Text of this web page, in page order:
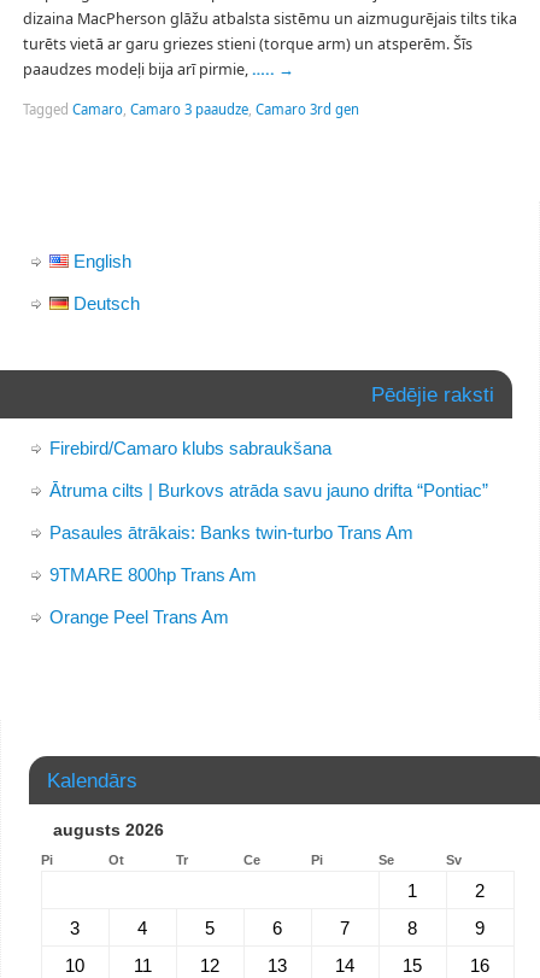
dizaina MacPherson glāžu atbalsta sistēmu un aizmugurējais tilts tika
turēts vietā ar garu griezes stieni (torque arm) un atsperēm. Šīs
paaudzes modeļi bija arī pirmie,….. →
Tagged Camaro, Camaro 3 paaudze, Camaro 3rd gen
English
Deutsch
Pēdējie raksti
Firebird/Camaro klubs sabraukšana
Ātruma cilts | Burkovs atrāda savu jauno drifta “Pontiac”
Pasaules ātrākais: Banks twin-turbo Trans Am
9TMARE 800hp Trans Am
Orange Peel Trans Am
Kalendārs
augusts 2026
Pi Ot Tr Ce Pi Se Sv
1
2
3
4 5 6 7 8
9
10
11 12 13 14 15 16